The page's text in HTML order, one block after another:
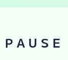
ＰＡＵＳＥ